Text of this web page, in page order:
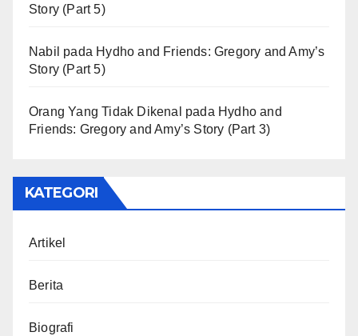
Story (Part 5)
Nabil pada Hydho and Friends: Gregory and Amy’s
Story (Part 5)
Orang Yang Tidak Dikenal pada Hydho and
Friends: Gregory and Amy’s Story (Part 3)
KATEGORI
Artikel
Berita
Biografi